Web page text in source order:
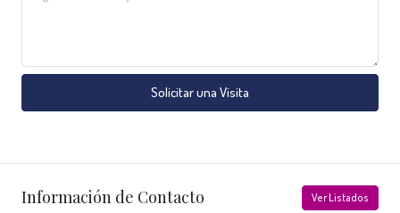
Solicitar una Visita
Información de Contacto Ver Listados